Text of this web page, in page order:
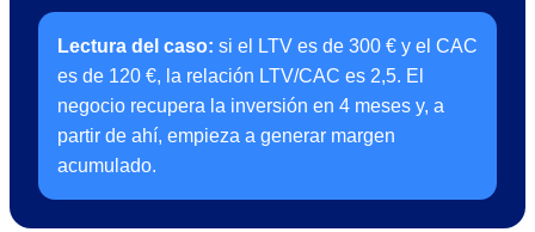
Lectura del caso: si el LTV es de 300 € y el CAC
es de 120 €, la relación LTV/CAC es 2,5. El
negocio recupera la inversión en 4 meses y, a
partir de ahí, empieza a generar margen
acumulado.